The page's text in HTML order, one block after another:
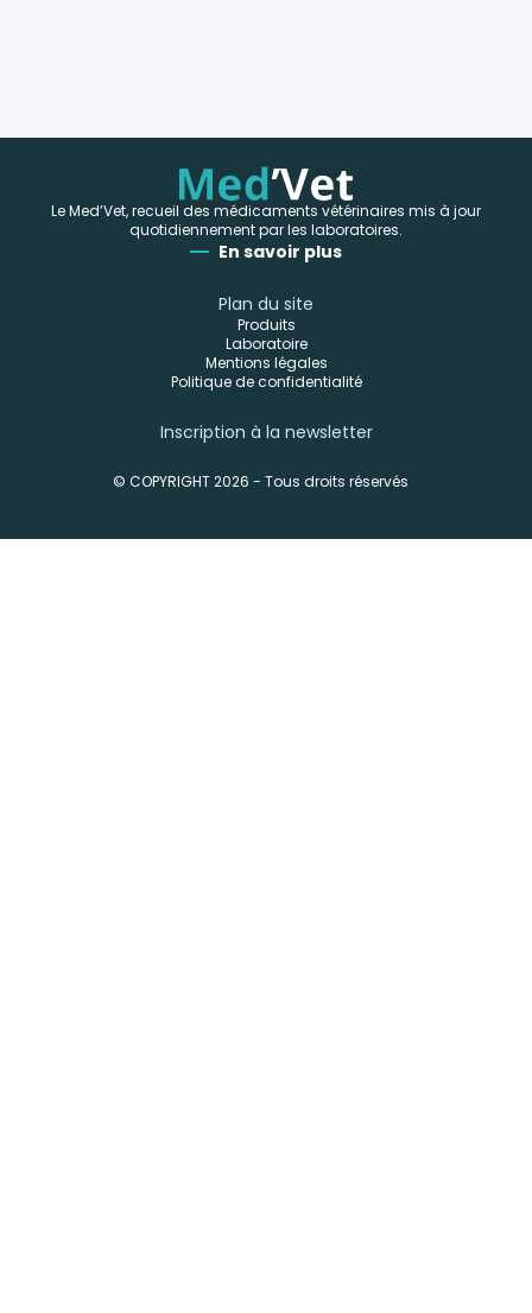
Le Med’Vet, recueil des médicaments vétérinaires mis à jour
quotidiennement par les laboratoires.
En savoir plus
Plan du site
Produits
Laboratoire
Mentions légales
Politique de confidentialité
Inscription à la newsletter
© COPYRIGHT 2026 - Tous droits réservés